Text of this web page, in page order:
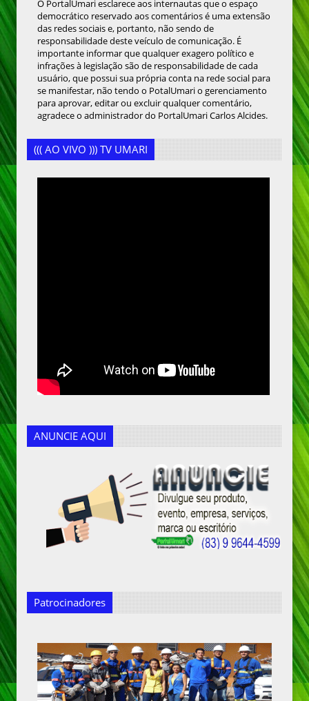
O PortalUmari esclarece aos internautas que o espaço
democrático reservado aos comentários é uma extensão
das redes sociais e, portanto, não sendo de
responsabilidade deste veículo de comunicação. É
importante informar que qualquer exagero político e
infrações à legislação são de responsabilidade de cada
usuário, que possui sua própria conta na rede social para
se manifestar, não tendo o PotalUmari o gerenciamento
para aprovar, editar ou excluir qualquer comentário,
agradece o administrador do PortalUmari Carlos Alcides.
((( AO VIVO ))) TV UMARI
ANUNCIE AQUI
Patrocinadores